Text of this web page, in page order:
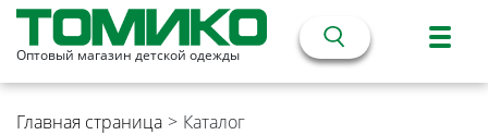
Оптовый магазин детской одежды
Главная страница > Каталог